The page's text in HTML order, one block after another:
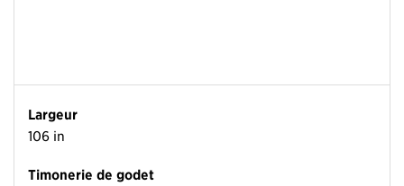
Largeur
106 in
Timonerie de godet